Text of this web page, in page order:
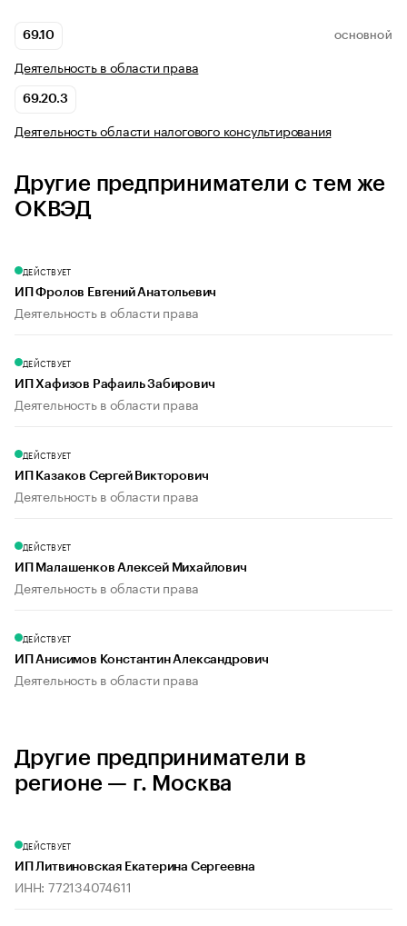
69.10 ОСНОВНОЙ
Деятельность в области права
69.20.3
Деятельность области налогового консультирования
Другие предприниматели с тем же
ОКВЭД
ДЕЙСТВУЕТ
ИП Фролов Евгений Анатольевич
Деятельность в области права
ДЕЙСТВУЕТ
ИП Хафизов Рафаиль Забирович
Деятельность в области права
ДЕЙСТВУЕТ
ИП Казаков Сергей Викторович
Деятельность в области права
ДЕЙСТВУЕТ
ИП Малашенков Алексей Михайлович
Деятельность в области права
ДЕЙСТВУЕТ
ИП Анисимов Константин Александрович
Деятельность в области права
Другие предприниматели в
регионе — г. Москва
ДЕЙСТВУЕТ
ИП Литвиновская Екатерина Сергеевна
ИНН: 772134074611